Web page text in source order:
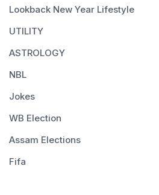
Lookback New Year Lifestyle
UTILITY
ASTROLOGY
NBL
Jokes
WB Election
Assam Elections
Fifa